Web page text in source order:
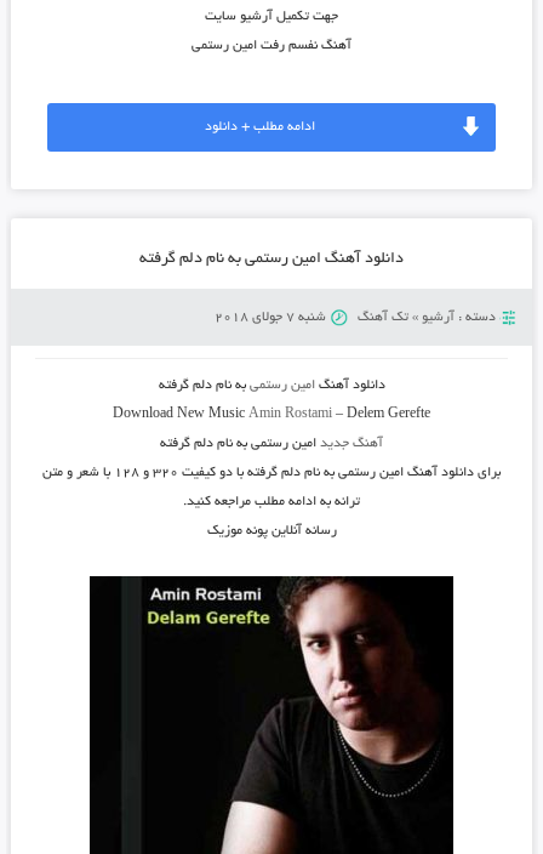
جهت تکمیل آرشیو سایت
آهنگ نفسم رفت امین رستمی
ادامه مطلب + دانلود
دانلود آهنگ امین رستمی به نام دلم گرفته
دسته : آرشیو » تک آهنگ شنبه 7 جولای 2018
دانلود آهنگامین رستمی به نامدلم گرفته
Download New MusicAmin Rostami –Delem Gerefte
آهنگ جدیدامین رستمی به نام دلم گرفته
برای دانلود آهنگ امین رستمیبه نام دلم گرفته
با دو کیفیت ۳۲۰ و ۱۲۸ با شعر و متن
ترانه به ادامه مطلب مراجعه کنید.
رسانه آنلاین پونه موزیک